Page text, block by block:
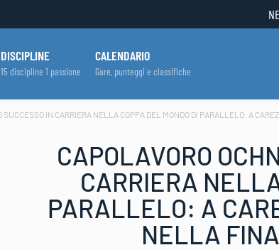
DISCIPLINE
15 discipline 1 passione
CALENDARIO
Gare, punteggi e classifiche
SUCCESSO IN CARRIERA NELLA COPPA DEL MONDO DI PARALLELO: A
CAPOLAVORO
CARRIERA
PARALLELO: A
NELLA